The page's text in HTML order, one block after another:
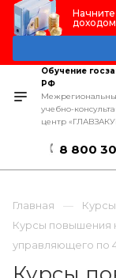
Обучение
РФ
учебно-
центр
8 800
Главная
Курсы повышения
управляющего по